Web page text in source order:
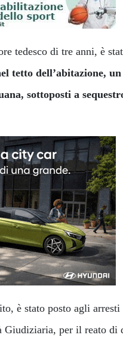
tedesco di tre anni, è
tetto dell’abitazione, un
sottoposti a
è stato posto agli
per il reato di